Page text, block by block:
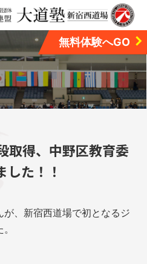
無料体験へGO
取得、中野区教育委
した！！
、新宿西道場で初となるジ